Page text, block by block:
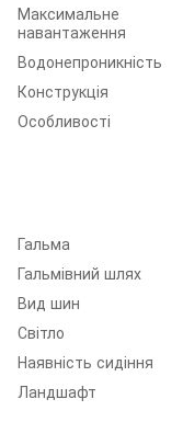
Максимальне
навантаження
Водонепроникність
Конструкція
Особливості
Гальма
Гальмівний шлях
Вид шин
Світло
Наявність сидіння
Ландшафт